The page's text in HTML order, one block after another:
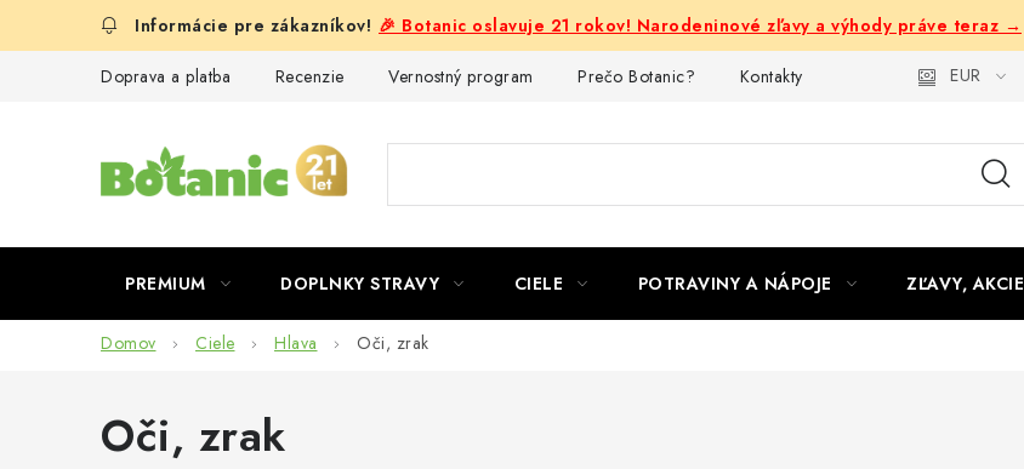
🎉 Botanic oslavuje 21 rokov! Narodeninové zľavy a výhody práve teraz →
Doprava a platba Recenzie Vernostný program Prečo Botanic? Kontakty EUR
PREMIUM DOPLNKY STRAVY CIELE POTRAVINY A NÁPOJE ZĽAVY, AKCIE
Domov Ciele Hlava Oči, zrak
Oči, zrak